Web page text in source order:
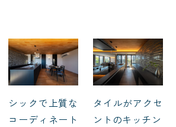
シックで上質な
コーディネート
タイルがアクセ
ントのキッチン